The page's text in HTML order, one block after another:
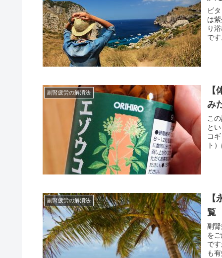
ビ
は
り
で
副腎疲労の解消法
み
こ
と
コ
ト
副腎疲労の解消法
覧
副
を
で
も